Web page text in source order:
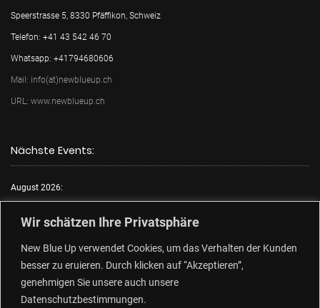
Wir schätzen Ihre Privatsphäre
New Blue Up verwendet Cookies, um das Verhalten der Kunden
besser zu eruieren. Durch klicken auf “Akzeptieren”,
genehmigen Sie unsere auch unsere
Datenschutzbestimmungen.
Speerstrasse 5, 8330 Pfäffikon, Schweiz
Telefon: +41 43 542 46 70
Whatsapp: +41794680606
Mail: info(at)newblueup.ch
URL: www.newblueup.ch
Nächste Events:
August 2026:
Mi.:FKK Tag
Fr.:FKK Tag